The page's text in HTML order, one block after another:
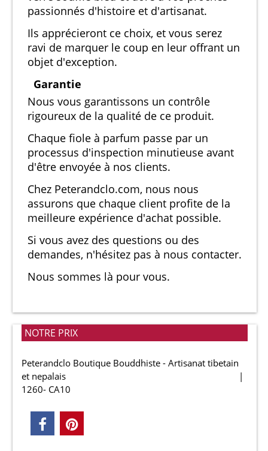
passionnés d'histoire et d'artisanat.
Ils apprécieront ce choix, et vous serez
ravi de marquer le coup en leur offrant un
objet d'exception.
Garantie
Nous vous garantissons un contrôle
rigoureux de la qualité de ce produit.
Chaque fiole à parfum passe par un
processus d'inspection minutieuse avant
d'être envoyée à nos clients.
Chez Peterandclo.com, nous nous
assurons que chaque client profite de la
meilleure expérience d'achat possible.
Si vous avez des questions ou des
demandes, n'hésitez pas à nous contacter.
Nous sommes là pour vous.
NOTRE PRIX
Peterandclo Boutique Bouddhiste - Artisanat tibetain
et nepalais
1260- CA10